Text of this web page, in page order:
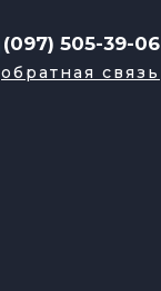
(097) 505-39-06
обратная связь